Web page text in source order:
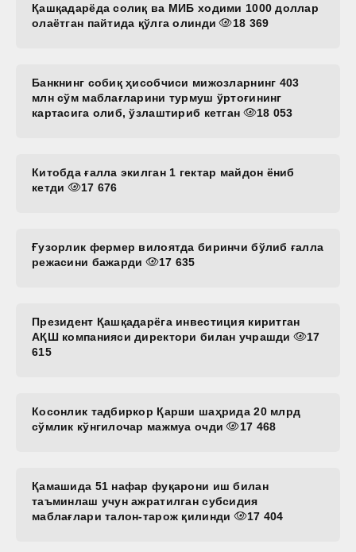
Қашқадарёда солиқ ва МИБ ходими 1000 доллар
олаётган пайтида қўлга олинди
18 369
Банкнинг собиқ ҳисобчиси мижозларнинг 403
млн сўм маблағларини турмуш ўртоғининг
картасига олиб, ўзлаштириб кетган
18 053
Китобда ғалла экилган 1 гектар майдон ёниб
кетди
17 676
Ғузорлик фермер вилоятда биринчи бўлиб ғалла
режасини бажарди
17 635
Президент Қашқадарёга инвестиция киритган
АҚШ компанияси директори билан учрашди
17
615
Косонлик тадбиркор Қарши шаҳрида 20 млрд
сўмлик кўнгилочар мажмуа очди
17 468
Қамашида 51 нафар фуқарони иш билан
таъминлаш учун ажратилган субсидия
маблағлари талон-тарож қилинди
17 404